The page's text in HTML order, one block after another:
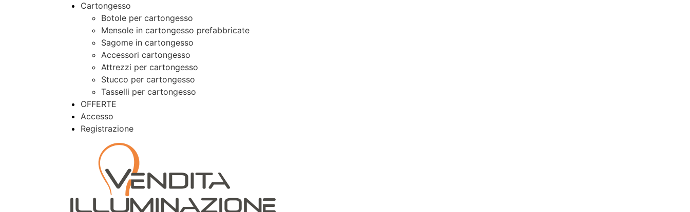
Cartongesso
Botole per cartongesso
Mensole in cartongesso prefabbricate
Sagome in cartongesso
Accessori cartongesso
Attrezzi per cartongesso
Stucco per cartongesso
Tasselli per cartongesso
OFFERTE
Accesso
Registrazione